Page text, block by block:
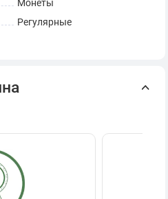
Монеты
Регулярные